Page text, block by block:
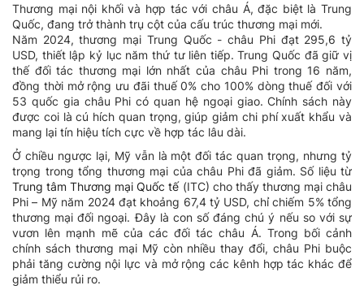
Thương mại nội khối và hợp tác với châu Á, đặc biệt là Trung
Quốc, đang trở thành trụ cột của cấu trúc thương mại mới.
Năm 2024, thương mại Trung Quốc - châu Phi đạt 295,6 tỷ
USD, thiết lập kỷ lục năm thứ tư liên tiếp. Trung Quốc đã giữ vị
thế đối tác thương mại lớn nhất của châu Phi trong 16 năm,
đồng thời mở rộng ưu đãi thuế 0% cho 100% dòng thuế đối với
53 quốc gia châu Phi có quan hệ ngoại giao. Chính sách này
được coi là cú hích quan trọng, giúp giảm chi phí xuất khẩu và
mang lại tín hiệu tích cực về hợp tác lâu dài.
Ở chiều ngược lại, Mỹ vẫn là một đối tác quan trọng, nhưng tỷ
trọng trong tổng thương mại của châu Phi đã giảm. Số liệu từ
Trung tâm Thương mại Quốc tế(ITC) cho thấy thương mại châu
Phi – Mỹ năm 2024 đạt khoảng 67,4 tỷ USD, chỉ chiếm 5% tổng
thương mại đối ngoại. Đây là con số đáng chú ý nếu so với sự
vươn lên mạnh mẽ của các đối tác châu Á. Trong bối cảnh
chính sách thương mại Mỹ còn nhiều thay đổi, châu Phi buộc
phải tăng cường nội lực và mở rộng các kênh hợp tác khác để
giảm thiểu rủi ro.